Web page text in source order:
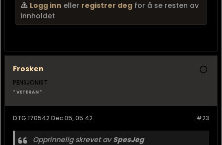
Logg inn eller registrer deg for å se resten av
innholdet
Frosken
PENSJONIST
* VETERAN *
#23
DTG 170542 Dec 05, 05:42
Opprinnelig skrevet avSpesJeg